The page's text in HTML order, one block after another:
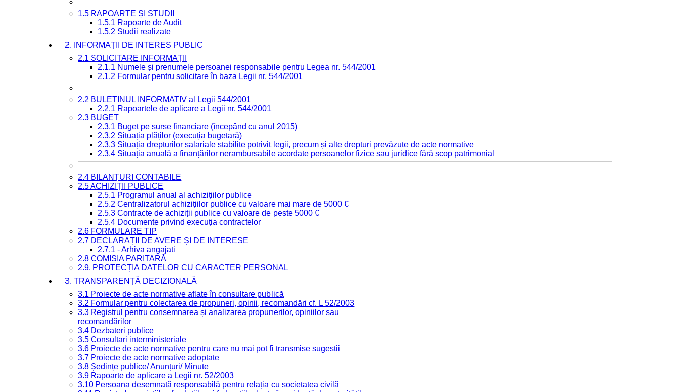
1.5 RAPOARTE ȘI STUDII
1.5.1 Rapoarte de Audit
1.5.2 Studii realizate
2. INFORMAȚII DE INTERES PUBLIC
2.1 SOLICITARE INFORMAȚII
2.1.1 Numele și prenumele persoanei responsabile pentru Legea nr. 544/2001
2.1.2 Formular pentru solicitare în baza Legii nr. 544/2001
2.2 BULETINUL INFORMATIV al Legii 544/2001
2.2.1 Rapoartele de aplicare a Legii nr. 544/2001
2.3 BUGET
2.3.1 Buget pe surse financiare (începând cu anul 2015)
2.3.2 Situația plăților (execuția bugetară)
2.3.3 Situația drepturilor salariale stabilite potrivit legii, precum și alte drepturi prevăzute de acte normative
2.3.4 Situația anuală a finanțărilor nerambursabile acordate persoanelor fizice sau juridice fără scop patrimonial
2.4 BILANȚURI CONTABILE
2.5 ACHIZIȚII PUBLICE
2.5.1 Programul anual al achizițiilor publice
2.5.2 Centralizatorul achizițiilor publice cu valoare mai mare de 5000 €
2.5.3 Contracte de achiziții publice cu valoare de peste 5000 €
2.5.4 Documente privind execuția contractelor
2.6 FORMULARE TIP
2.7 DECLARAȚII DE AVERE ȘI DE INTERESE
2.7.1 - Arhiva angajati
2.8 COMISIA PARITARĂ
2.9. PROTECȚIA DATELOR CU CARACTER PERSONAL
3. TRANSPARENȚĂ DECIZIONALĂ
3.1 Proiecte de acte normative aflate în consultare publică
3.2 Formular pentru colectarea de propuneri, opinii, recomandări cf. L 52/2003
3.3 Registrul pentru consemnarea și analizarea propunerilor, opiniilor sau
recomandărilor
3.4 Dezbateri publice
3.5 Consultari interministeriale
3.6 Proiecte de acte normative pentru care nu mai pot fi transmise sugestii
3.7 Proiecte de acte normative adoptate
3.8 Ședințe publice/ Anunțuri/ Minute
3.9 Rapoarte de aplicare a Legii nr. 52/2003
3.10 Persoana desemnată responsabilă pentru relația cu societatea civilă